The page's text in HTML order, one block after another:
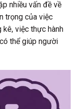
nhiều vấn đề về
trọng của việc
kê, việc thực hành
thể giúp người